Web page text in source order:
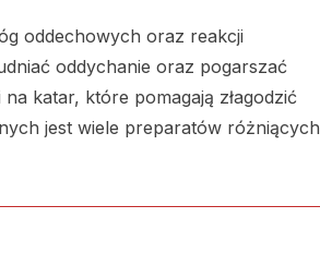
oddechowych oraz reakcji
oddychanie oraz pogarszać
katar, które pomagają złagodzić
jest wiele preparatów różniących